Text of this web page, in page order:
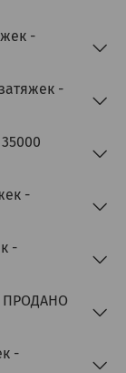
-
-
-
-
ПРОДАНО
-